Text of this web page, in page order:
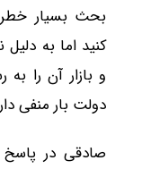
بحث بسیار
کنید اما به دلیل
و بازار آن را
دولت بار منفی
صادقی در پاسخ